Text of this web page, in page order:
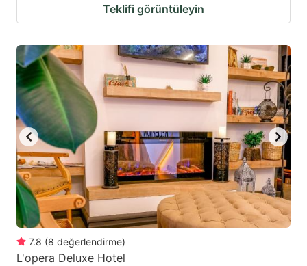
Teklifi görüntüleyin
7.8 (8 değerlendirme)
L'opera Deluxe Hotel